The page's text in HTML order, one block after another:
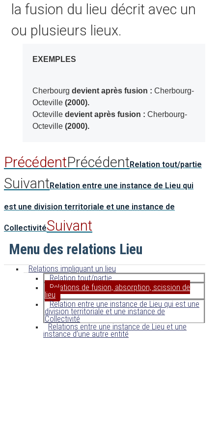
la fusion du lieu décrit avec un
ou plusieurs lieux.
EXEMPLES
Cherbourg devient après fusion : Cherbourg-
Octeville(2000).
Octevilledevient après fusion : Cherbourg-
Octeville(2000).
PrécédentPrécédentRelation tout/partie
SuivantRelation entre une instance de Lieu qui
est une division territoriale et une instance de
CollectivitéSuivant
Menu des relations Lieu
Relations impliquant un lieu
Relation tout/partie
Relations de fusion, absorption, scission de
lieu
Relation entre une instance de Lieu qui est une
division territoriale et une instance de
Collectivité
Relations entre une instance de Lieu et une
instance d’une autre entité